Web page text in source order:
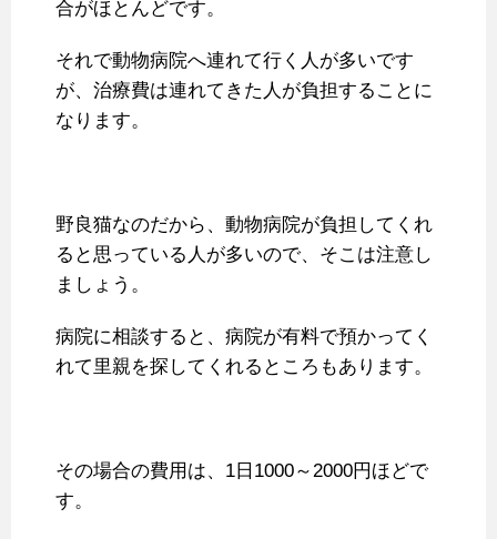
合がほとんどです。
それで動物病院へ連れて行く人が多いです
が、治療費は連れてきた人が負担することに
なります。
野良猫なのだから、動物病院が負担してくれ
ると思っている人が多いので、そこは注意し
ましょう。
病院に相談すると、病院が有料で預かってく
れて里親を探してくれるところもあります。
その場合の費用は、1日1000～2000円ほどで
す。